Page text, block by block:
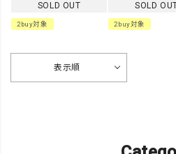
SOLD OUT
2buy対象
SOLD
2buy対象
表示順